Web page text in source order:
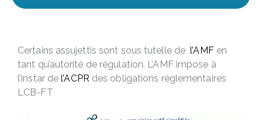
Certains assujettis sont sous tutelle del’AMFen
tant qu’autorité de régulation. L’AMF impose à
l’instar del’ACPR des obligations réglementaires
LCB-FT